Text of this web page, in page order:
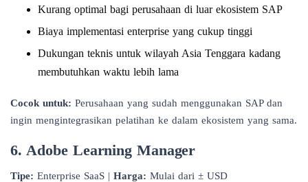
Kurang optimal bagi perusahaan di luar ekosistem SAP
Biaya implementasi enterprise yang cukup tinggi
Dukungan teknis untuk wilayah Asia Tenggara kadang
membutuhkan waktu lebih lama
Cocok untuk: Perusahaan yang sudah menggunakan SAP dan
ingin mengintegrasikan pelatihan ke dalam ekosistem yang sama.
6. Adobe Learning Manager
Tipe: Enterprise SaaS | Harga: Mulai dari ± USD